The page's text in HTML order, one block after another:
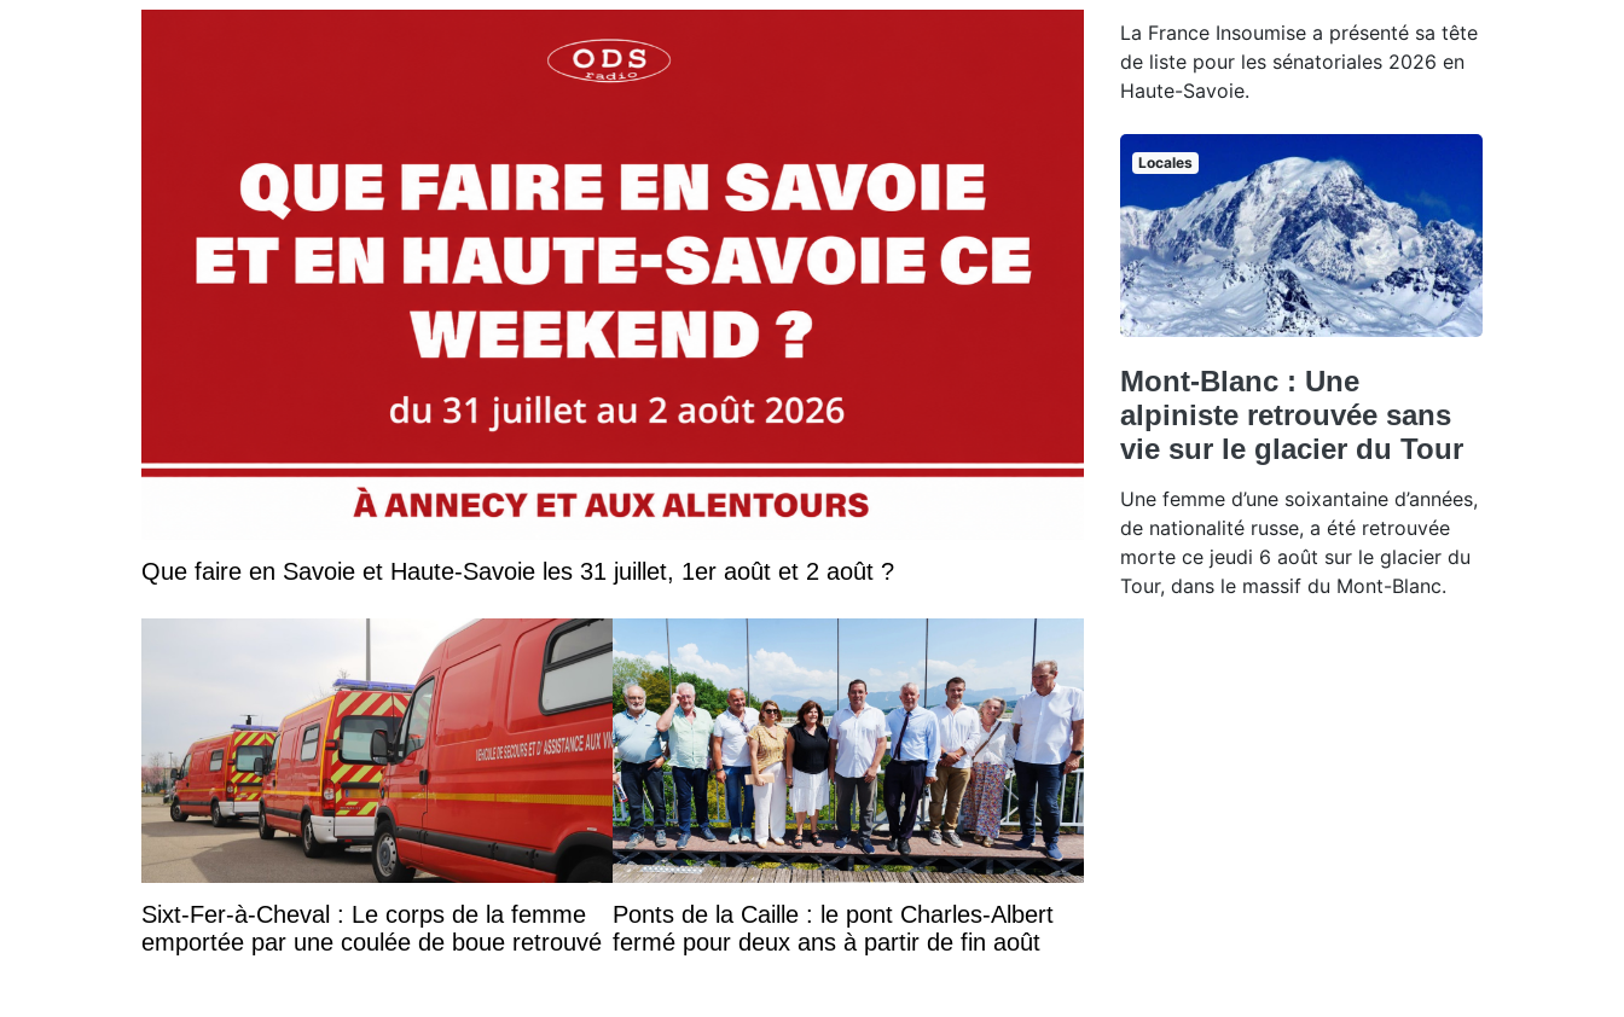
Que faire en Savoie et Haute-Savoie les 31 juillet, 1er août et 2 août ?
Sixt-Fer-à-Cheval : Le corps de la femme
emportée par une coulée de boue retrouvé
Ponts de la Caille : le pont Charles-Albert
fermé pour deux ans à partir de fin août
La France Insoumise a présenté sa tête
de liste pour les sénatoriales 2026 en
Haute-Savoie.
Locales
Mont-Blanc : Une
alpiniste retrouvée sans
vie sur le glacier du Tour
Une femme d’une soixantaine d’années,
de nationalité russe, a été retrouvée
morte ce jeudi 6 août sur le glacier du
Tour, dans le massif du Mont-Blanc.